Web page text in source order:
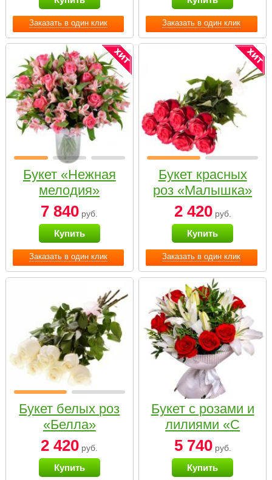
Заказать в один клик Заказать в один клик
Заказать в один клик
Букет «Нежная
мелодия»
7 840 руб.
Купить
Заказать в один клик
Букет красных
роз «Малышка»
2 420руб.
Купить
Букет белых роз
«Белла»
2 420 руб.
Купить
Букет с розами и
лилиями «С
наилучшими
пожеланиями»
5 740руб.
Купить